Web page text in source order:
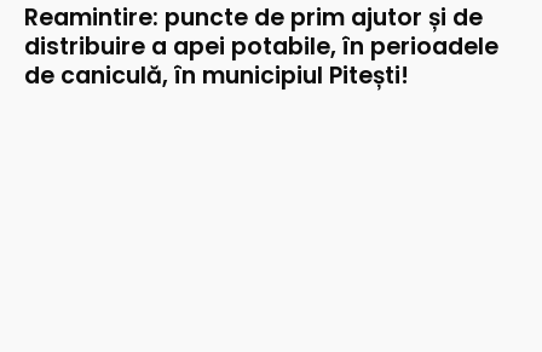
Reamintire: puncte de prim ajutor și de
distribuire a apei potabile, în perioadele
de caniculă, în municipiul Pitești!